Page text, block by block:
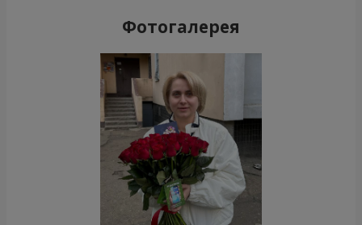
Фотогалерея